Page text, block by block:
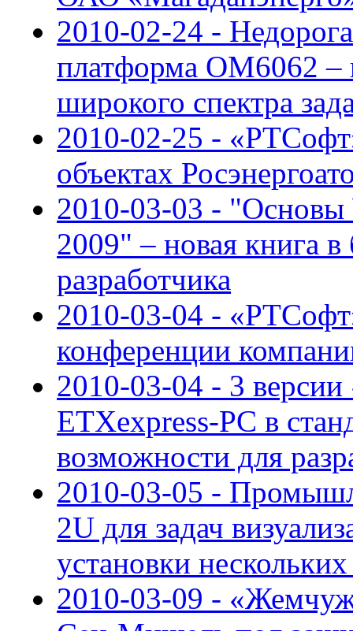
2010-02-24 -
платформа OM6062 –
широкого спектра
2010-02-25 -
объектах
2010-03-03 - "Основы
2009" – новая книга в
разработчика
2010-03-04 -
конференции
2010-03-04 - 3
ETXexpress-PC в
возможности для
2010-03-05 -
2U для задач
установки
2010-03-09 -